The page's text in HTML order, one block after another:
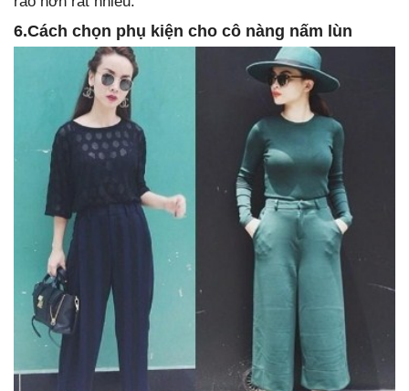
6.Cách chọn phụ kiện cho cô nàng nấm lùn